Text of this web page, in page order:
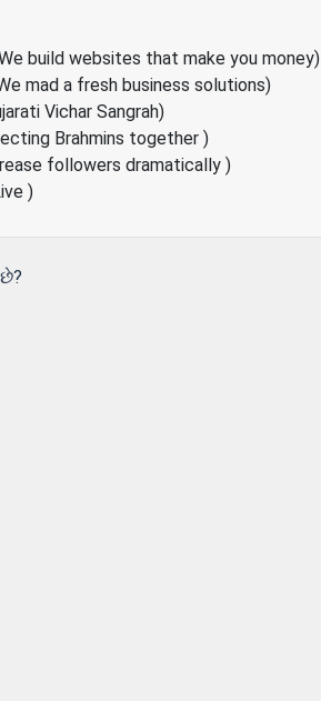
build websites that make you money)
mad a fresh business solutions)
Vichar Sangrah)
Brahmins together )
followers dramatically )
)